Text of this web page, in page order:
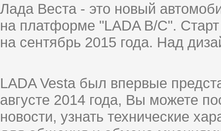
Лада Веста - это новый
на платформе "LADA B/C".
на сентябрь 2015 года. Над
LADA Vesta был впервые
августе 2014 года, Вы можете
новости, узнать технические